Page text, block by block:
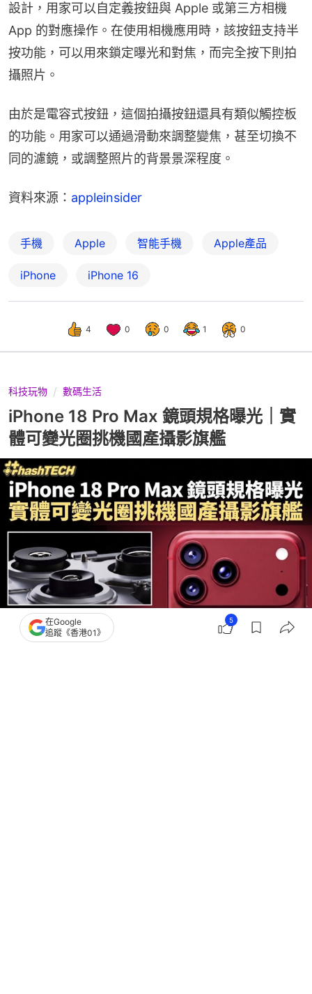
設計，用家可以自定義按鈕與 Apple 或第三方相機
App 的對應操作。在使用相機應用時，該按鈕支持半
按功能，可以用來鎖定曝光和對焦，而完全按下則拍
攝照片。
由於是電容式按鈕，這個拍攝按鈕還具有類似觸控板
的功能。用家可以通過滑動來調整變焦，甚至切換不
同的濾鏡，或調整照片的背景景深程度。
資料來源： appleinsider
手機 Apple 智能手機 Apple產品
iPhone iPhone 16
4 0 0 1 0
科技玩物 數碼生活
iPhone 18 Pro Max 鏡頭規格曝光｜實
體可變光圈挑機國產攝影旗艦
撰文：鍾世傑
在Google
追蹤《香港01》
5